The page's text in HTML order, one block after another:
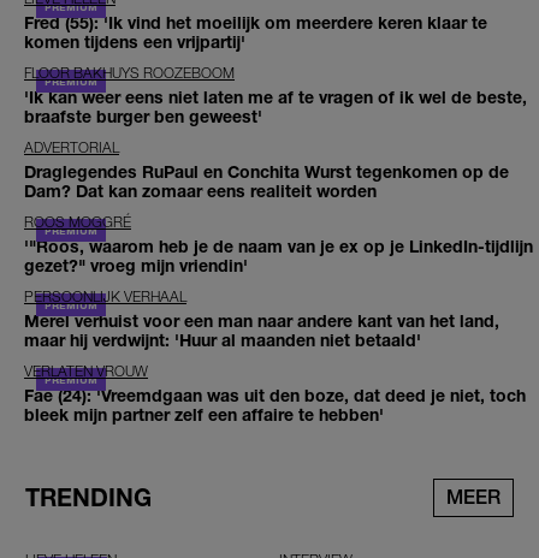
Fred (55): 'Ik vind het moeilijk om meerdere keren klaar te
komen tijdens een vrijpartij'
FLOOR BAKHUYS ROOZEBOOM
'Ik kan weer eens niet laten me af te vragen of ik wel de beste,
braafste burger ben geweest'
ADVERTORIAL
Draglegendes RuPaul en Conchita Wurst tegenkomen op de
Dam? Dat kan zomaar eens realiteit worden
ROOS MOGGRÉ
'"Roos, waarom heb je de naam van je ex op je LinkedIn-tijdlijn
gezet?" vroeg mijn vriendin'
PERSOONLIJK VERHAAL
Merel verhuist voor een man naar andere kant van het land,
maar hij verdwijnt: 'Huur al maanden niet betaald'
VERLATEN VROUW
Fae (24): 'Vreemdgaan was uit den boze, dat deed je niet, toch
bleek mijn partner zelf een affaire te hebben'
TRENDING MEER